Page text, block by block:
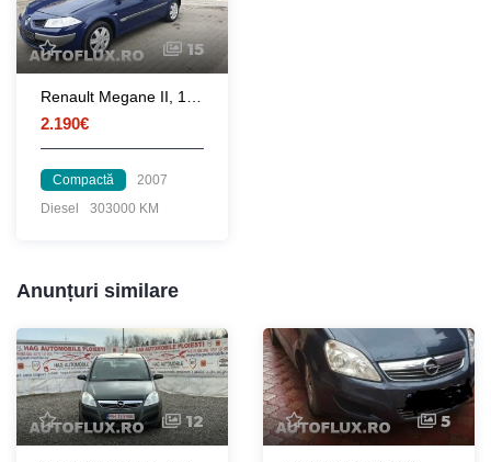
15
2.190€
Compactă
2007
Diesel
303000 KM
Anunțuri similare
12 5